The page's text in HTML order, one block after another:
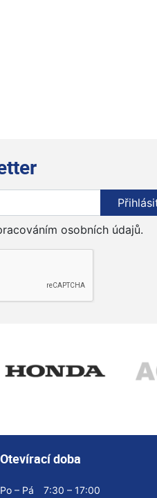
se k odběru novinek
osobních údajů.
Otevírací doba
Po – Pá 7:30 – 17:00